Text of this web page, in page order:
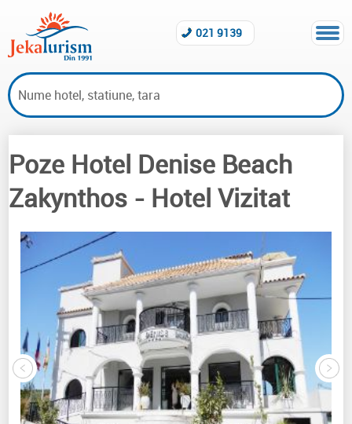
021 9139
Hoteluri vizitate Zakynthos
Poze Hotel Denise Beach
Zakynthos - Hotel Vizitat